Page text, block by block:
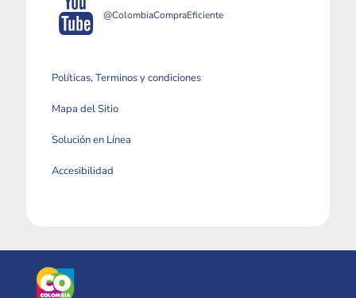
@ColombiaCompraEficiente
Políticas, Terminos y condiciones
Mapa del Sitio
Solución en Línea
Accesibilidad